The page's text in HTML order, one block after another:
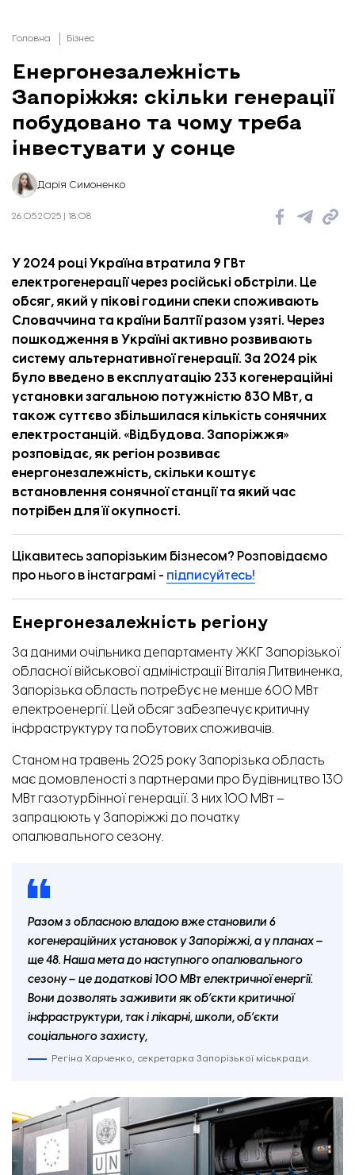
Головна Бізнес
Енергонезалежність
Запоріжжя: скільки генерації
побудовано та чому треба
інвестувати у сонце
Дарія Симоненко
26.05.2025 | 18:08
У 2024 році Україна втратила 9 ГВт
електрогенерації через російські обстріли. Це
обсяг, який у пікові години спеки споживають
Словаччина та країни Балтії разом узяті. Через
пошкодження в Україні активно розвивають
систему альтернативної генерації. За 2024 рік
було введено в експлуатацію 233 когенераційні
установки загальною потужністю 830 МВт, а
також суттєво збільшилася кількість сонячних
електростанцій. «Відбудова. Запоріжжя»
розповідає, як регіон розвиває
енергонезалежність, скільки коштує
встановлення сонячної станції та який час
потрібен для її окупності.
Цікавитесь запорізьким бізнесом? Розповідаємо
про нього в інстаграмі - підписуйтесь!
Енергонезалежність регіону
За даними очільника департаменту ЖКГ Запорізької
обласної військової адміністрації Віталія Литвиненка,
Запорізька область потребує не менше 600 МВт
електроенергії. Цей обсяг забезпечує критичну
інфраструктуру та побутових споживачів.
Станом на травень 2025 року Запорізька область
має домовленості з партнерами про будівництво 130
МВт газотурбінної генерації. З них 100 МВт–
запрацюють у Запоріжжі до початку
опалювального сезону.
Разом з обласною владою вже становили 6
когенераційних установок у Запоріжжі, а у планах–
ще 48. Наша мета до наступного опалювального
сезону – це додаткові 100 МВт електричної енергії.
Вони дозволять заживити як об’єкти критичної
інфраструктури, так і лікарні, школи, об’єкти
соціального захисту,
Регіна Харченко, секретарка Запорізької міськради.